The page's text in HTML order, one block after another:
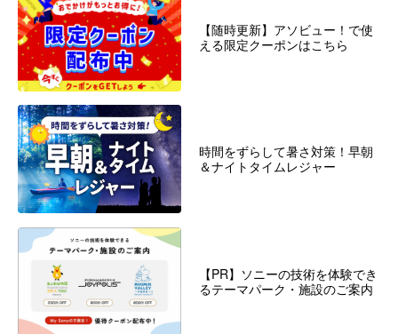
【随時更新】アソビュー！で使
える限定クーポンはこちら
時間をずらして暑さ対策！早朝
＆ナイトタイムレジャー
【PR】ソニーの技術を体験でき
るテーマパーク・施設のご案内